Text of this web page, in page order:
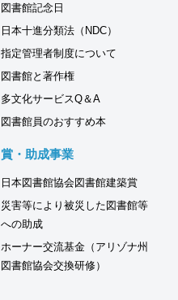
図書館記念日
日本十進分類法（NDC）
指定管理者制度について
図書館と著作権
多文化サービスQ＆A
図書館員のおすすめ本
賞・助成事業
日本図書館協会図書館建築賞
災害等により被災した図書館等
への助成
ホーナー交流基金（アリゾナ州
図書館協会交換研修）